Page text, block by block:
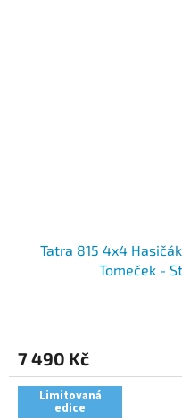
Tatra 815 4x4
Tomeček -
7 490 Kč
Limitovaná
edice